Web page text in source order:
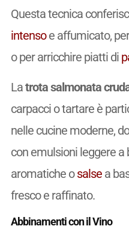
Questa tecnica
intensoe affumicato,
o per arricchire piatti di
Latrota salmonata
carpacci o tartare è
nelle cucine moderne,
con emulsioni leggere a
aromatiche osalsea
fresco e raffinato.
Abbinamenti con il Vino